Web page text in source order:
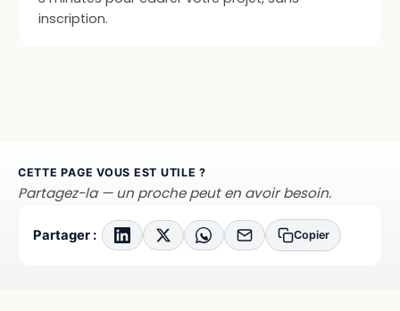
inscription.
CETTE PAGE VOUS EST UTILE ?
Partagez-la — un proche peut en avoir besoin.
Partager : Copier